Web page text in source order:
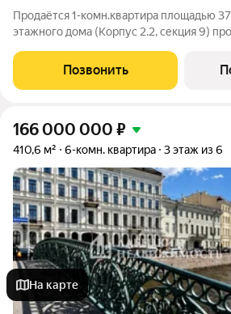
Продаётся 1-комн.квартира площадью
этажного дома (Корпус 2.2, секция 9)
земли, функциональная планировка,
«Лермонтовский 54» находится в центре
Позвонить
166 000 000 ₽
410,6 м² 6-комн. квартира 3 этаж из 6
На карте